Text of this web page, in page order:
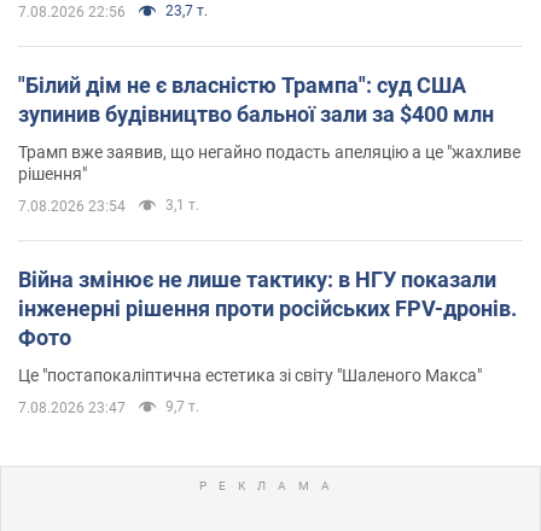
7.08.2026 22:56 23,7 т.
"Білий дім не є власністю Трампа": суд США
зупинив будівництво бальної зали за $400 млн
Трамп вже заявив, що негайно подасть апеляцію а це "жахливе
рішення"
7.08.2026 23:54 3,1 т.
Війна змінює не лише тактику: в НГУ показали
інженерні рішення проти російських FPV-дронів.
Фото
Це "постапокаліптична естетика зі світу "Шаленого Макса"
7.08.2026 23:47 9,7 т.